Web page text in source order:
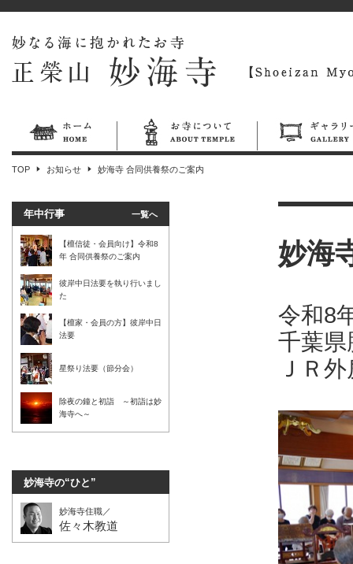
TOP お知らせ 妙海寺 合同供養祭のご案内
妙海
令和8
千葉県
ＪＲ
年中行事 一覧へ
【檀信徒・会員向け】令和8
年 合同供養祭のご案内
彼岸中日法要を執り行いまし
た
【檀家・会員の方】彼岸中日
法要
星祭り法要（節分会）
除夜の鐘と初詣 ～初詣は妙
海寺へ～
妙海寺の“ひと”
妙海寺住職／
佐々木教道